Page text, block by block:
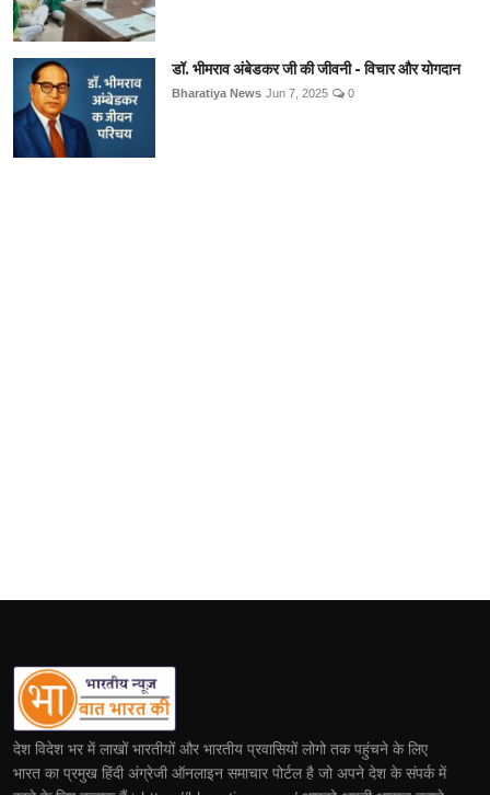
डॉ. भीमराव अंबेडकर जी की जीवनी - विचार और योगदान
Bharatiya News Jun 7, 2025 0
देश विदेश भर में लाखों भारतीयों और भारतीय प्रवासियों लोगो तक पहुंचने के लिए
भारत का प्रमुख हिंदी अंग्रेजी ऑनलाइन समाचार पोर्टल है जो अपने देश के संपर्क में